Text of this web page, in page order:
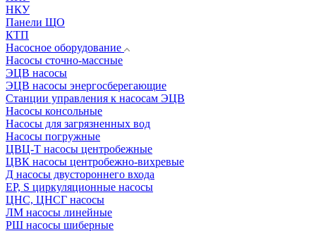
НКУ
Панели ЩО
КТП
Насосное оборудование
Насосы сточно-массные
ЭЦВ насосы
ЭЦВ насосы энергосберегающие
Станции управления к насосам ЭЦВ
Насосы консольные
Насосы для загрязненных вод
Насосы погружные
ЦВЦ-Т насосы центробежные
ЦВК насосы центробежно-вихревые
Д насосы двустороннего входа
EP, S циркуляционные насосы
ЦНС, ЦНСГ насосы
ЛМ насосы линейные
РШ насосы шиберные